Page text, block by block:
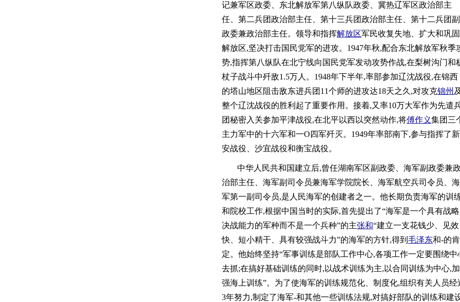
记兼军区政委、东北解放军第八纵队政委、冀热辽军区政治部主
任、第二兵团政治部主任、第十三兵团政治部主任、第十二兵团副
政委兼政治部主任。领导和指挥解放区军民收复失地、扩大和巩固
解放区,坚决打击国民党军的进攻。1947年秋,配合东北解放军秋季
势,指挥第八纵队在北宁线向国民党军发动攻势作战,在梨树沟门和
杖子战斗中歼敌1.5万人。1948年下半年,率部参加辽沈战役,在锦西
的塔山地区阻击敌东进兵团11个师的进攻达18天之久,对攻克锦州
整个辽沈战役的胜利起了重要作用。接着,又率10万大军作为先遣
团秘密入关参加平津战役,在北平以西以突然动作,将傅作义集团三
主力军中的十六军和一O四军歼灭。1949年率部南下,参与指挥了新
安战役、沙宜战役和衡宝战役。
中华人民共和国建立后,曾任湖南军区副政委、海军副政委兼
治部主任、海军副司令员兼海军学院院长、海军航空兵司令员、海
军第一副司令员,是人民海军的创建者之一。他长期负责海军的训
和院校工作,根据中国当时的实际,首先提出了“海军是一个具有战略
决战能力的军种而不是一个兵种”的主张和“建立一支花钱少、见效
快、短小精干、具有较强战斗力”的海军的方针,得到 毛泽东和-的肯
定。他始终坚持“军事训练是部队工作中心,各项工作一定要围绕中
去抓;在搞好基础训练的同时,以战术训练为主,以合同训练为中心,加
强海上训练”。为了使海军的训练规范化、制度化,组织有关人员经
3年努力,制定了海军-和其他一些训练法规,对搞好部队的训练和建